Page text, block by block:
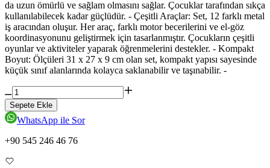
da uzun ömürlü ve sağlam olmasını sağlar. Çocuklar tarafından sıkça
kullanılabilecek kadar güçlüdür. - Çeşitli Araçlar: Set, 12 farklı metal
iş aracından oluşur. Her araç, farklı motor becerilerini ve el-göz
koordinasyonunu geliştirmek için tasarlanmıştır. Çocukların çeşitli
oyunlar ve aktiviteler yaparak öğrenmelerini destekler. - Kompakt
Boyut: Ölçüleri 31 x 27 x 9 cm olan set, kompakt yapısı sayesinde
küçük sınıf alanlarında kolayca saklanabilir ve taşınabilir. -
Sepete Ekle
WhatsApp ile Sor
+90 545 246 46 76